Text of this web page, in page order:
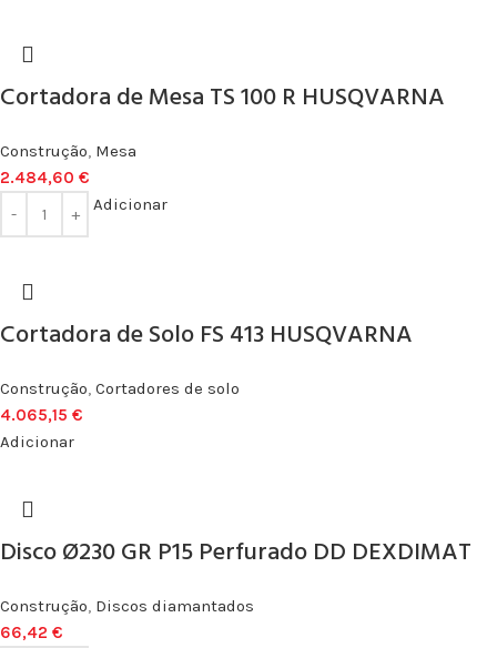
Cortadora de Mesa TS 100 R HUSQVARNA
Construção, Mesa
2.484,60 €
Adicionar
Cortadora de Solo FS 413 HUSQVARNA
Construção, Cortadores de solo
4.065,15 €
Adicionar
Disco Ø230 GR P15 Perfurado DD DEXDIMAT
Construção, Discos diamantados
66,42 €